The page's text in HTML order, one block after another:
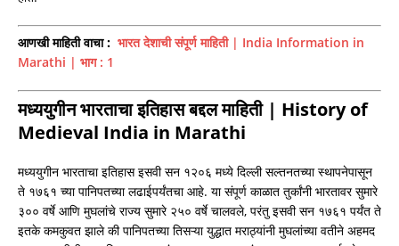
आणखी माहिती वाचा: भारत देशाची संपूर्ण माहिती | India Information in
Marathi | भाग : 1
मध्ययुगीनभारताचा इतिहास बद्दल माहिती | History of
Medieval India in Marathi
मध्ययुगीन भारताचा इतिहास इसवी सन १२०६ मध्ये दिल्ली सल्तनतच्या स्थापनेपासून
ते १७६१ च्या पानिपतच्या लढाईपर्यंतचा आहे. या संपूर्ण काळात तुर्कांनी भारतावर सुमारे
३०० वर्षे आणि मुघलांचे राज्य सुमारे २५० वर्षे चालवले, परंतु इसवी सन १७६१ पर्यंत ते
इतके कमकुवत झाले की पानिपतच्या तिसऱ्या युद्धात मराठ्यांनी मुघलांच्या वतीने अहमद